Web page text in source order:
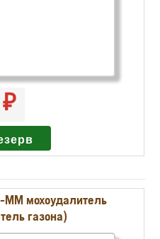
MM мохоудалитель
газона)